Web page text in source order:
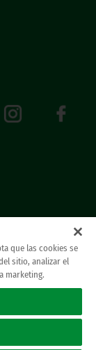
ベティス・バロン
que las cookies se
sitio, analizar el
marketing.